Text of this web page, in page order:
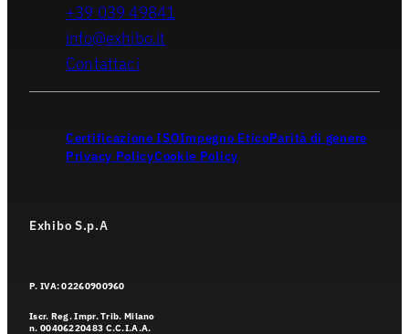
+39 039 49841
info@exhibo.it
Contattaci
Exhibo S.p.A
Certificazione ISOImpegno EticoParità di genere
Privacy PolicyCookie Policy
P. IVA: 02260900960
Iscr. Reg. Impr. Trib. Milano
n. 00406220483 C.C.I.A.A.